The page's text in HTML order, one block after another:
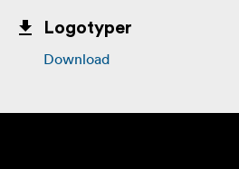
Logotyper
Download